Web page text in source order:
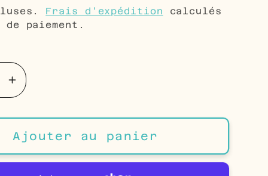
Frais d'expédition calculés
paiement.
Augmenter
la
quantité
de
Boucles
d&#39;oreilles
Ajouter au panier